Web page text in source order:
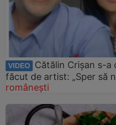
VIDEO
Cătălin Crișan s-
făcut de artist: „Sper să
românești